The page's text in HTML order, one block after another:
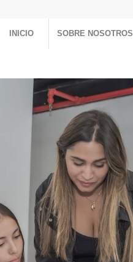
INICIO SOBRE NOSOTROS